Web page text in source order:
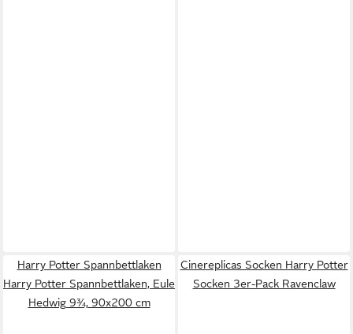
Harry Potter Spannbettlaken
Harry Potter Spannbettlaken, Eule
Hedwig 9¾, 90x200 cm
Cinereplicas Socken Harry Potter
Socken 3er-Pack Ravenclaw